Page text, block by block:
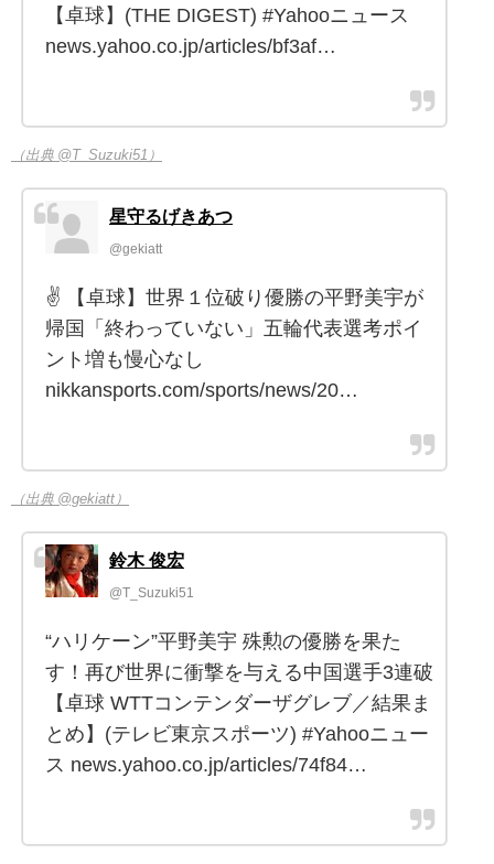
【卓球】(THE DIGEST) #Yahooニュース
news.yahoo.co.jp/articles/bf3af…
（出典 @T_Suzuki51）
星守るげきあつ
@gekiatt
✌ 【卓球】世界１位破り優勝の平野美宇が
帰国「終わっていない」五輪代表選考ポイ
ント増も慢心なし
nikkansports.com/sports/news/20…
（出典 @gekiatt）
鈴木 俊宏
@T_Suzuki51
“ハリケーン”平野美宇 殊勲の優勝を果た
す！再び世界に衝撃を与える中国選手3連破
【卓球 WTTコンテンダーザグレブ／結果ま
とめ】(テレビ東京スポーツ) #Yahooニュー
ス news.yahoo.co.jp/articles/74f84…